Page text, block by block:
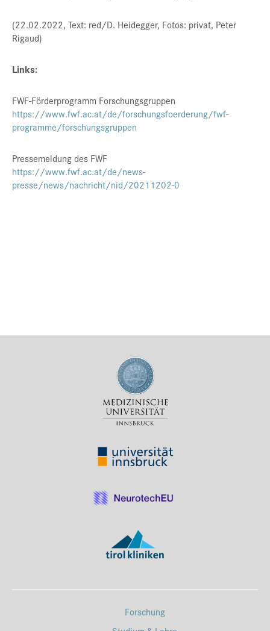
(22.02.2022, Text: red/D. Heidegger, Fotos: privat, Peter
Rigaud)
Links:
FWF-Förderprogramm Forschungsgruppen
https://www.fwf.ac.at/de/forschungsfoerderung/fwf-
programme/forschungsgruppen
Pressemeldung des FWF
https://www.fwf.ac.at/de/news-
presse/news/nachricht/nid/20211202-0
Forschung